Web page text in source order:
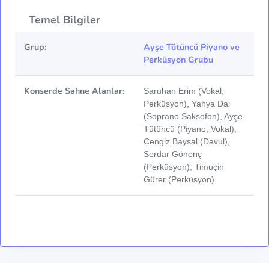
Temel Bilgiler
Grup:
Ayşe Tütüncü Piyano ve
Perküsyon Grubu
Konserde Sahne Alanlar:
Saruhan Erim (Vokal,
Perküsyon), Yahya Dai
(Soprano Saksofon), Ayşe
Tütüncü (Piyano, Vokal),
Cengiz Baysal (Davul),
Serdar Gönenç
(Perküsyon), Timuçin
Gürer (Perküsyon)